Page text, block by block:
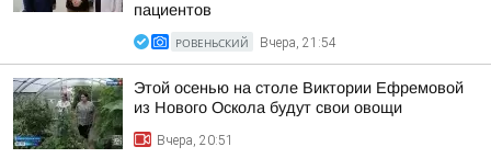
пациентов
РОВЕНЬСКИЙ Вчера, 21:54
Этой осенью на столе Виктории Ефремовой
из Нового Оскола будут свои овощи
Вчера, 20:51